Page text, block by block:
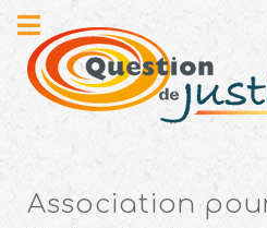
Association